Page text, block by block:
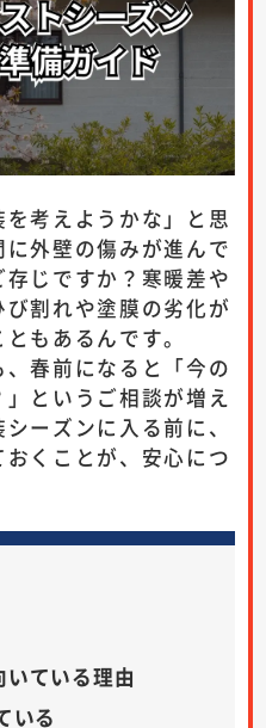
を考えようかな」と思
外壁の傷みが進んで
じですか？寒暖差や
割れや塗膜の劣化が
もあるんです。
春前になると「今の
というご相談が増え
ーズンに入る前に、
くことが、安心につ
ている理由
いる